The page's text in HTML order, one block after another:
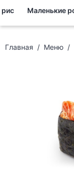
Маленькие
Главная Меню